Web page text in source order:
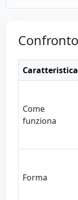
Caratteristica
Come
funziona
Forma